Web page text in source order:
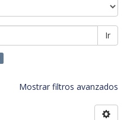
Ir
Mostrar filtros avanzados